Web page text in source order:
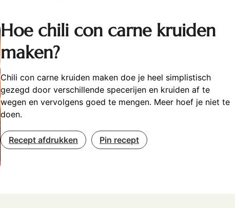
Hoe chili con carne kruiden
maken?
Chili con carne kruiden maken doe je heel simplistisch
gezegd door verschillende specerijen en kruiden af te
wegen en vervolgens goed te mengen. Meer hoef je niet te
doen.
Recept afdrukken Pin recept